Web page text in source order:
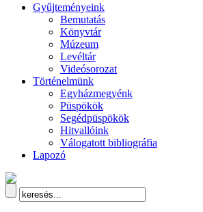
Gyűjteményeink
Bemutatás
Könyvtár
Múzeum
Levéltár
Videósorozat
Történelmünk
Egyházmegyénk
Püspökök
Segédpüspökök
Hitvallóink
Válogatott bibliográfia
Lapozó